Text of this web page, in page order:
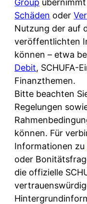
B
a
n
k
k
a
r
t
e
n
M
I
R
?
o
t
n
o
u
w
i
r
m
a
a
m
p
r
i
v
a
t
e
n
K
ü
Schäden oder
Nutzung der auf
veröffentlichten
können – etwa
Debit, SCHUFA-
Finanzthemen.
Bitte beachten
Regelungen
können. Für
Informationen zu
oder
die offizielle